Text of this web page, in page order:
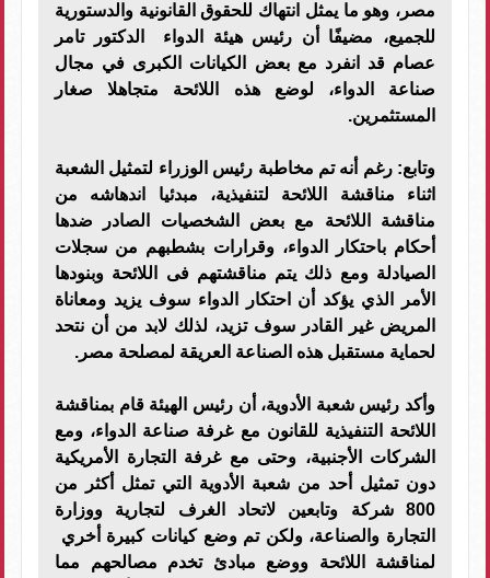
مصر، وهو ما يمثل انتهاك للحقوق القانونية والدستورية
للجميع، مضيفًا أن رئيس هيئة الدواء الدكتور تامر
عصام قد انفرد مع بعض الكيانات الكبرى في مجال
صناعة الدواء، لوضع هذه اللائحة متجاهلا صغار
المستثمرين.
وتابع: رغم أنه تم مخاطبة رئيس الوزراء لتمثيل الشعبة
اثناء مناقشة اللائحة لتنفيذية، مبدئيا اندهاشه من
مناقشة اللائحة مع بعض الشخصيات الصادر ضدها
أحكام باحتكار الدواء، وقرارات بشطبهم من سجلات
الصيادلة ومع ذلك يتم مناقشتهم فى اللائحة وبنودها
الأمر الذي يؤكد أن احتكار الدواء سوف يزيد ومعاناة
المريض غير القادر سوف تزيد، لذلك لابد من أن نتحد
لحماية مستقبل هذه الصناعة العريقة لمصلحة مصر.
وأكد رئيس شعبة الأدوية، أن رئيس الهيئة قام بمناقشة
اللائحة التنفيذية للقانون مع غرفة صناعة الدواء، ومع
الشركات الأجنبية، وحتى مع غرفة التجارة الأمريكية
دون تمثيل أحد من شعبة الأدوية التي تمثل أكثر من
800 شركة وتابعين لاتحاد الغرف لتجارية ووزارة
التجارة والصناعة، ولكن تم وضع كيانات كبيرة أخري
لمناقشة اللائحة ووضع مبادئ تخدم مصالحهم مما